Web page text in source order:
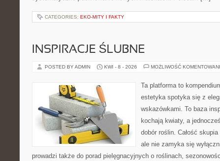
CATEGORIES: EKO-MITY I FAKTY
INSPIRACJE ŚLUBNE
POSTED BY ADMIN KWI - 8 - 2026 MOŻLIWOŚĆ
Ta platforma to
estetyka spotyka się z
wskazówkami. To baza
kochają kwiaty, a
dobór roślin. Całość
ale nie zamyka się
prowadzi także do porad pielęgnacyjnych o roślinach,